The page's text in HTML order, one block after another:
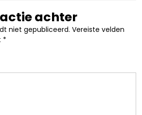
achter
niet gepubliceerd. Vereiste velden
*